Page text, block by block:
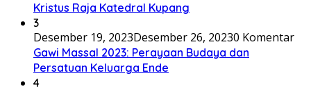
Kristus Raja Katedral Kupang
3
Desember 19, 2023Desember 26, 20230 Komentar
Gawi Massal 2023: Perayaan Budaya dan
Persatuan Keluarga Ende
4